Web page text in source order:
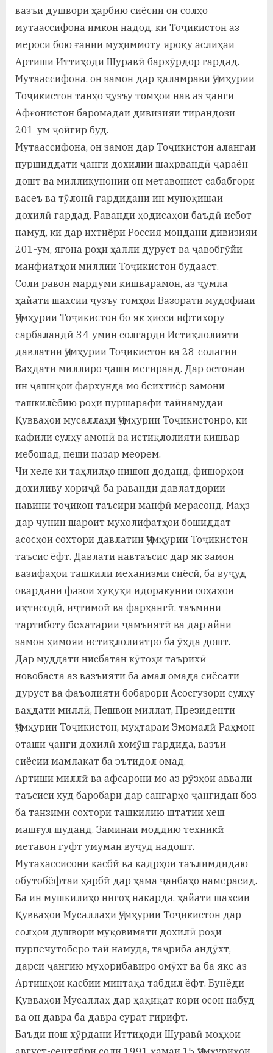
вазъи душвори ҳарбию сиёсии он солҳо
мутаассифона имкон надод, ки Тоҷикистон аз
мероси бою ғании муҳиммоту яроқу аслиҳаи
Артиши Иттиҳоди Шуравӣ бархӯрдор гардад.
Мутаассифона, он замон дар қаламрави Ҷумҳурии
Тоҷикистон танҳо ҷузъу томҳои нав аз ҷанги
Афғонистон баромадаи дивизияи тирандози
201-ум ҷойгир буд.
Мутаассифона, он замон дар Тоҷикистон алангаи
пуршиддати ҷанги дохилии шаҳрвандӣ ҷараён
дошт ва милликунонии он метавонист сабабгори
васеъ ва тӯлонӣ гардидани ин муноқишаи
дохилӣ гардад. Раванди ҳодисаҳои баъдӣ исбот
намуд, ки дар ихтиёри Россия мондани дивизияи
201-ум, ягона роҳи ҳалли дуруст ва ҷавобгӯйи
манфиатҳои миллии Тоҷикистон будааст.
Соли равон мардуми кишварамон, аз ҷумла
ҳайати шахсии ҷузъу томҳои Вазорати мудофиаи
Ҷумҳурии Тоҷикистон бо як ҳисси ифтихору
сарбаландӣ 34-умин солгарди Истиқлолияти
давлатии Ҷумҳурии Тоҷикистон ва 28-солагии
Ваҳдати миллиро ҷашн мегиранд. Дар остонаи
ин ҷашнҳои фархунда мо беихтиёр замони
ташкилёбию роҳи пуршарафи тайнамудаи
Қувваҳои мусаллаҳи Ҷумҳурии Тоҷикистонро, ки
кафили сулҳу амонӣ ва истиқлолияти кишвар
мебошад, пеши назар меорем.
Чи хеле ки таҳлилҳо нишон доданд, фишорҳои
дохиливу хориҷӣ ба раванди давлатдории
навини тоҷикон таъсири манфӣ мерасонд. Маҳз
дар чунин шароит мухолифатҳои бошиддат
асосҳои сохтори давлатии Ҷумҳурии Тоҷикистон
таъсис ёфт. Давлати навтаъсис дар як замон
вазифаҳои ташкили механизми сиёсӣ, ба вуҷуд
овардани фазои ҳуқуқи идоракунии соҳаҳои
иқтисодӣ, иҷтимоӣ ва фарҳангӣ, таъмини
тартиботу бехатарии ҷамъиятӣ ва дар айни
замон ҳимояи истиқлолиятро ба ӯҳда дошт.
Дар муддати нисбатан кӯтоҳи таърихӣ
новобаста аз вазъияти ба амал омада сиёсати
дуруст ва фаъолияти бобарори Асосгузори сулҳу
ваҳдати миллӣ, Пешвои миллат, Президенти
Ҷумҳурии Тоҷикистон, муҳтарам Эмомалӣ Раҳмон
оташи ҷанги дохилӣ хомӯш гардида, вазъи
сиёсии мамлакат ба эътидол омад.
Артиши миллӣ ва афсарони мо аз рӯзҳои аввали
таъсиси худ баробари дар сангарҳо ҷангидан боз
ба танзими сохтори ташкилию штатии хеш
машғул шуданд. Заминаи моддию техникӣ
метавон гуфт умуман вуҷуд надошт.
Мутахассисони касбӣ ва кадрҳои таълимдидаю
обутобёфтаи ҳарбӣ дар ҳама ҷанбаҳо намерасид.
Ба ин мушкилиҳо нигоҳ накарда, ҳайати шахсии
Қувваҳои Мусаллаҳи Ҷумҳурии Тоҷикистон дар
солҳои душвори муқовимати дохилӣ роҳи
пурпечутоберо тай намуда, таҷриба андӯхт,
дарси ҷангию муҳорибавиро омӯхт ва ба яке аз
Артишҳои касбии минтақа табдил ёфт. Бунёди
Қувваҳои Мусаллаҳ дар ҳақиқат кори осон набуд
ва он давра ба давра сурат гирифт.
Баъди пош хӯрдани Иттиҳоди Шуравӣ моҳҳои